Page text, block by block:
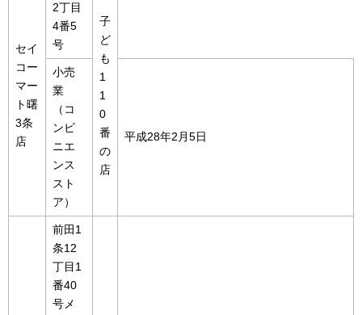
セイ
コー
マー
ト曙
3条
店
2丁目
4番5
号
子
ど
も
1
1
0
番
の
店
小売
業
（コ
ンビ
ニエ
ンス
スト
ア）
平成28年2月5日
前田1
条12
丁目1
番40
号メ